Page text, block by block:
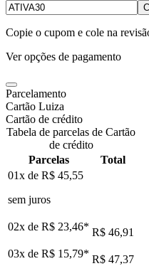
Copie o cupom e cole na
Ver opções de pagamento
Parcelamento
Cartão Luiza
Cartão de crédito
Tabela de parcelas de Cartão
de crédito
Parcelas
Total
01x de R$ 45,55
sem juros
02x de R$ 23,46* R$ 46,91
03x de R$ 15,79* R$ 47,37